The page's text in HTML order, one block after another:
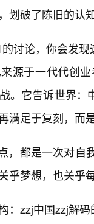
划破了陈旧的认
讨论，你会发
源于一代代创
。它告诉世界
满足于复刻，而
，都是一次对自
乎梦想，也关乎
：zzj中国zzj解